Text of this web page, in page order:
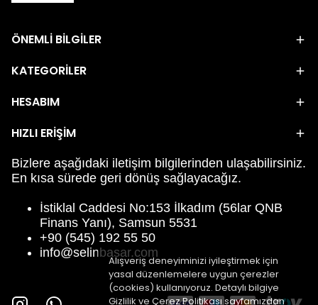
Alışveriş deneyiminizi iyileştirmek için
yasal düzenlemelere uygun çerezler
(cookies) kullanıyoruz. Detaylı bilgiye
Gizlilik ve Çerez Politikasısayfamızdan
ÖNEMLİ BİLGİLER
KATEGORİLER
HESABIM
HIZLI ERİŞİM
Bizlere aşağıdaki iletişim bilgilerinden ulaşabilirsiniz.
En kısa sürede geri dönüş sağlayacağız.
İstiklal Caddesi No:153 İlkadım (56lar QNB
Finans Yanı), Samsun 5531
+90 (545) 192 55 50
info@selinbasar.com